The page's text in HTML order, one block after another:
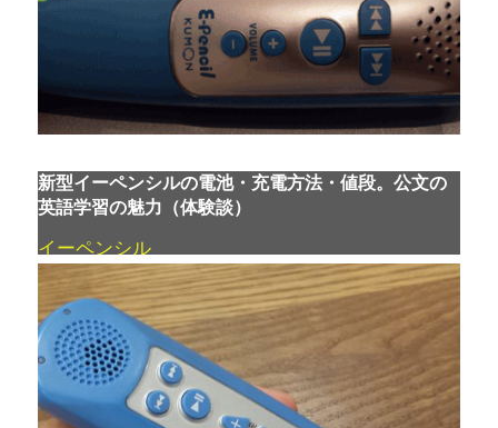
新型イーペンシルの電池・充電方法・値段。公文の
英語学習の魅力（体験談）
イーペンシル